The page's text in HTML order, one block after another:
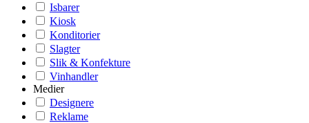
Isbarer
Kiosk
Konditorier
Slagter
Slik & Konfekture
Vinhandler
Medier
Designere
Reklame